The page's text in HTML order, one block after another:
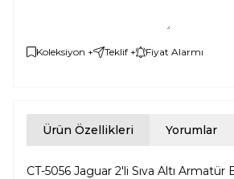
Koleksiyon + Teklif + Fiyat Alarmı
Ürün Özellikleri Yorumlar
CT-5056 Jaguar 2'li Sıva Altı Armatür